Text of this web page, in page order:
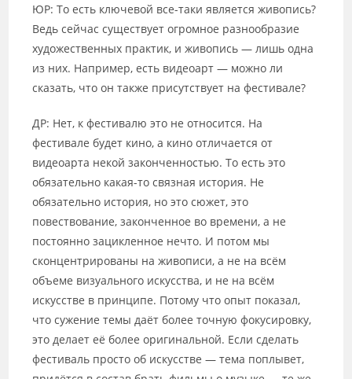
ЮР: То есть ключевой все-таки является живопись?
Ведь сейчас существует огромное разнообразие
художественных практик, и живопись — лишь одна
из них. Например, есть видеоарт — можно ли
сказать, что он также присутствует на фестивале?
ДР: Нет, к фестивалю это не относится. На
фестивале будет кино, а кино отличается от
видеоарта некой законченностью. То есть это
обязательно какая-то связная история. Не
обязательно история, но это сюжет, это
повествование, законченное во времени, а не
постоянно зацикленное нечто. И потом мы
сконцентрированы на живописи, а не на всём
объеме визуального искусства, и не на всём
искусстве в принципе. Потому что опыт показал,
что сужение темы даёт более точную фокусировку,
это делает её более оригинальной. Если сделать
фестиваль просто об искусстве — тема поплывет,